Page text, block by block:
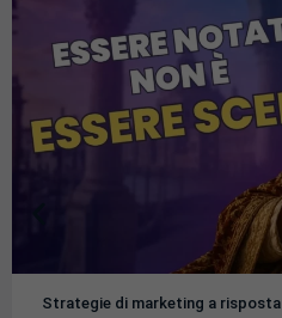
Strategie di marketing a